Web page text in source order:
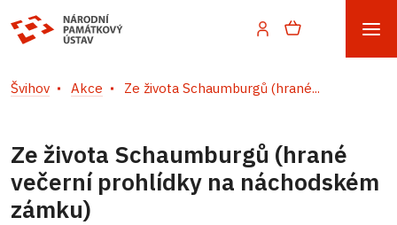
Švihov Akce Ze života Schaumburgů (hrané...
Ze života Schaumburgů (hrané
večerní prohlídky na náchodském
zámku)